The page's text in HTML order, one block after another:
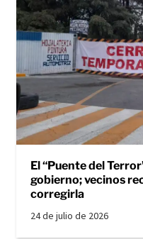
El “Puente del
gobierno; vecinos
corregirla
24 de julio de 2026